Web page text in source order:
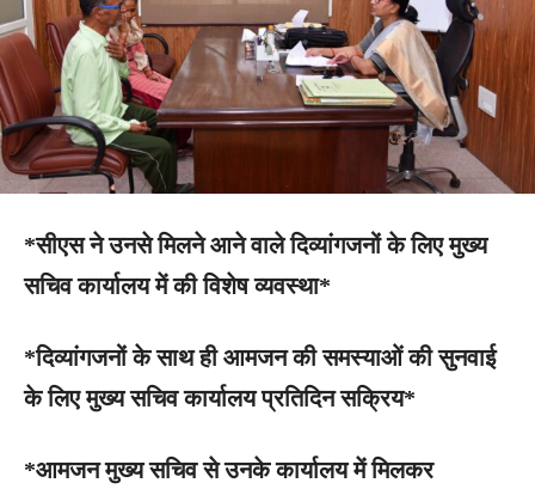
*सीएस ने उनसे मिलने आने वाले दिव्यांगजनों के लिए मुख्य
सचिव कार्यालय में की विशेष व्यवस्था*
*दिव्यांगजनों के साथ ही आमजन की समस्याओं की सुनवाई
के लिए मुख्य सचिव कार्यालय प्रतिदिन सक्रिय*
*आमजन मुख्य सचिव से उनके कार्यालय में मिलकर